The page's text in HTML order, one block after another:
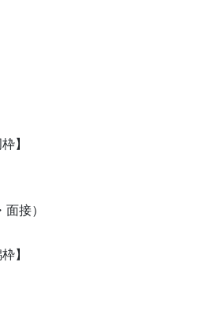
】
接）
】